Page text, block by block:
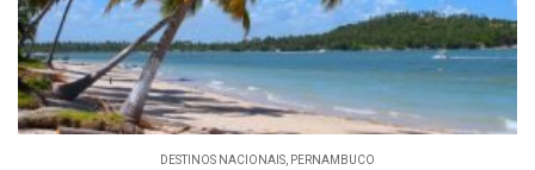
DESTINOS NACIONAIS, PERNAMBUCO